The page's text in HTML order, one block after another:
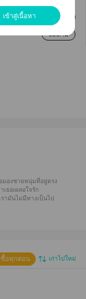
ติดตาม
ติดตาม
องชายหนุ่มที่อยู่ตรง
ธอเผลอใจรัก
ามันไม่มีทางเป็นไป
า...อุ้มไม่อยากได้เงิน
อิสระคืน อยากไปใช้
าที่หัวไหล่บอบบางทั้ง
เธอพอถูกเขย่าตัว
งเธอแล้วเหรอ ไอ้
เก่าไปใหม่
ซื้อทุกตอน
เข้าสู่เนื้อหา